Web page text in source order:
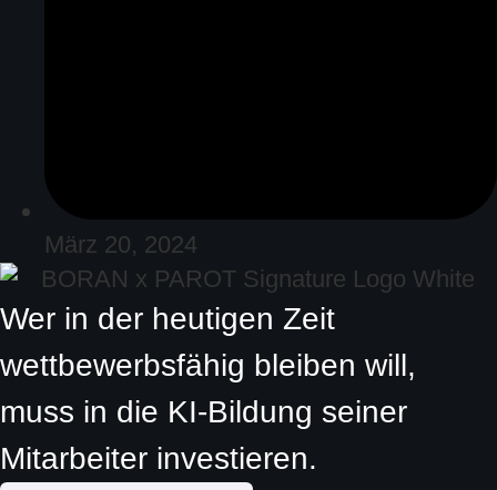
März 20, 2024
Wer in der heutigen Zeit
wettbewerbsfähig bleiben will,
muss in die KI-Bildung seiner
Mitarbeiter investieren.